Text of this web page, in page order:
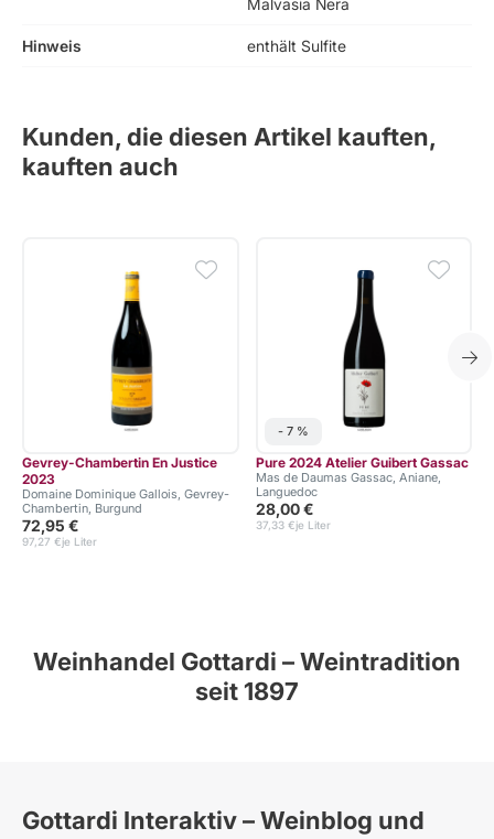
Malvasia Nera
Hinweis enthält Sulfite
Kunden, die diesen Artikel kauften,
kauften auch
Gevrey-Chambertin En Justice
2023
Domaine Dominique Gallois, Gevrey-
Chambertin, Burgund
72,95 €
je Liter
97,27 €
- 7 %
Pure 2024 Atelier Guibert Gassac
Mas de Daumas Gassac, Aniane,
Languedoc
28,00 €
je Liter
37,33 €
Weinhandel Gottardi – Weintradition
seit 1897
Gottardi Interaktiv – Weinblog und